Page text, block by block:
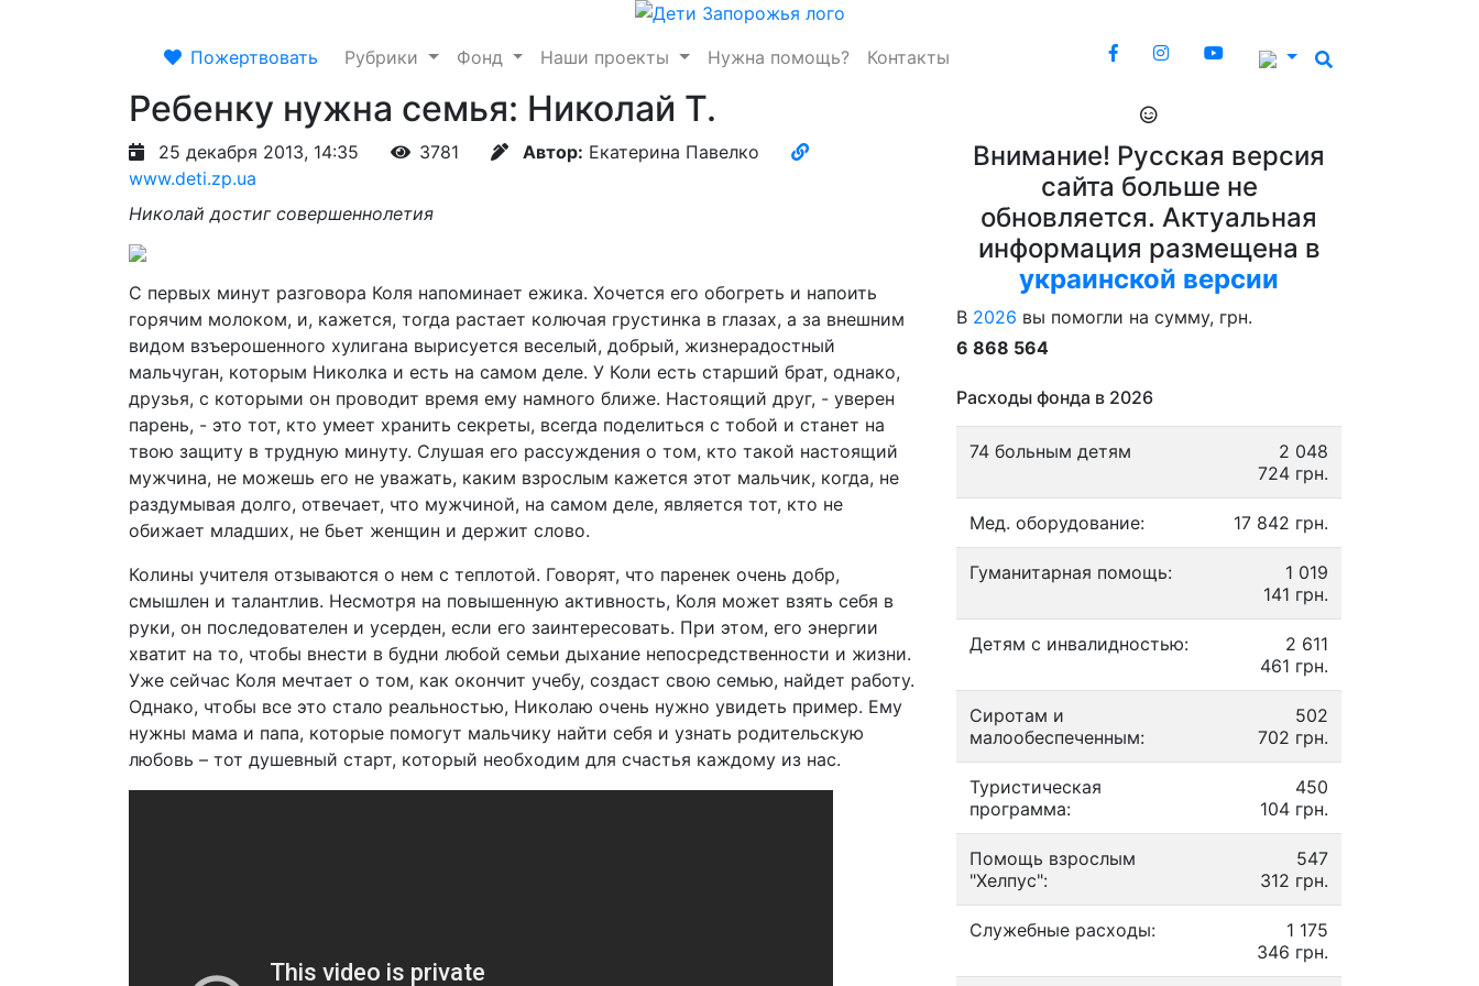
Пожертвовать Рубрики Фонд Наши проекты Нужна помощь? Контакты
Ребенку нужна семья: Николай Т.
25 декабря 2013, 14:35 3781 Автор: Екатерина Павелко
www.deti.zp.ua
Николай достиг совершеннолетия
С первых минут разговора Коля напоминает ежика. Хочется его обогреть и напоить
горячим молоком, и, кажется, тогда растает колючая грустинка в глазах, а за внешним
видом взъерошенного хулигана вырисуется веселый, добрый, жизнерадостный
мальчуган, которым Николка и есть на самом деле. У Коли есть старший брат, однако,
друзья, с которыми он проводит время ему намного ближе. Настоящий друг, - уверен
парень, - это тот, кто умеет хранить секреты, всегда поделиться с тобой и станет на
твою защиту в трудную минуту. Слушая его рассуждения о том, кто такой настоящий
мужчина, не можешь его не уважать, каким взрослым кажется этот мальчик, когда, не
раздумывая долго, отвечает, что мужчиной, на самом деле, является тот, кто не
обижает младших, не бьет женщин и держит слово.
Колины учителя отзываются о нем с теплотой. Говорят, что паренек очень добр,
смышлен и талантлив. Несмотря на повышенную активность, Коля может взять себя в
руки, он последователен и усерден, если его заинтересовать. При этом, его энергии
хватит на то, чтобы внести в будни любой семьи дыхание непосредственности и жизни.
Уже сейчас Коля мечтает о том, как окончит учебу, создаст свою семью, найдет работу.
Однако, чтобы все это стало реальностью, Николаю очень нужно увидеть пример. Ему
нужны мама и папа, которые помогут мальчику найти себя и узнать родительскую
любовь – тот душевный старт, который необходим для счастья каждому из нас.
Внимание! Русская версия
сайта больше не
обновляется. Актуальная
информация размещена в
украинской версии
В 2026 вы помогли на сумму, грн.
6 868 564
Расходы фонда в 2026
74 больным детям
2 048
724 грн.
Мед. оборудование: 17 842 грн.
Гуманитарная помощь:
1 019
141 грн.
Детям с инвалидностью:
2 611
461 грн.
Сиротам и
малообеспеченным:
502
702 грн.
Туристическая
программа:
450
104 грн.
Помощь взрослым
"Хелпус":
547
312 грн.
Служебные расходы:
1 175
346 грн.